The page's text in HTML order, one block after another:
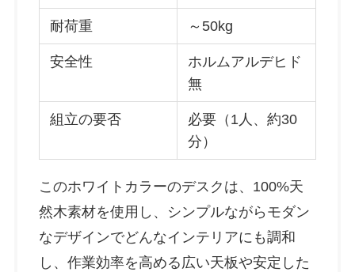
耐荷重 ～50kg
安全性
ホルムアルデヒド
無
組立の要否
必要（1人、約30
分）
このホワイトカラーのデスクは、100%天
然木素材を使用し、シンプルながらモダン
なデザインでどんなインテリアにも調和
し、作業効率を高める広い天板や安定した